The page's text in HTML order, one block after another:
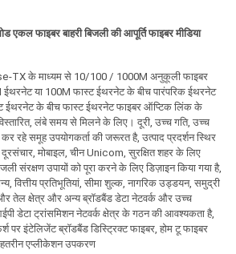
फाइबर बाहरी बिजली की आपूर्ति फाइबर मीडिया
TX के माध्यम से 10/100 / 1000M अनुकूली फाइबर
ईथरनेट या 100M फास्ट ईथरनेट के बीच पारंपरिक ईथरनेट
ईथरनेट के बीच फास्ट ईथरनेट फाइबर ऑप्टिक लिंक के
लंबे समय से मिलने के लिए। दूरी, उच्च गति, उच्च
रहे समूह उपयोगकर्ता की जरूरत है, उत्पाद प्रदर्शन स्थिर
मोबाइल, चीन Unicom, सुरक्षित शहर के लिए
संरक्षण उपायों को पूरा करने के लिए डिज़ाइन किया गया है,
वित्तीय प्रतिभूतियां, सीमा शुल्क, नागरिक उड्डयन, समुद्री
तेल क्षेत्र और अन्य ब्रॉडबैंड डेटा नेटवर्क और उच्च
डेटा ट्रांसमिशन नेटवर्क क्षेत्र के गठन की आवश्यकता है,
पर इंटेलिजेंट ब्रॉडबैंड डिस्ट्रिक्ट फाइबर, होम टू फाइबर
एप्लीकेशन उपकरण